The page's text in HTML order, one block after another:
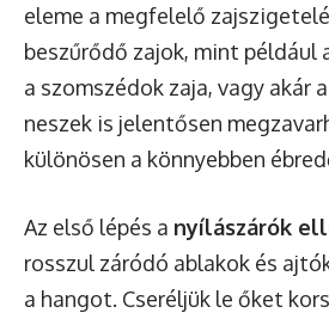
eleme a megfelelő
beszűrődő zajok, mint például
a szomszédok zaja, vagy akár
neszek is jelentősen
különösen a könnyebben
Az első lépés a nyílászárók
rosszul záródó ablakok és
a hangot. Cseréljük le őket